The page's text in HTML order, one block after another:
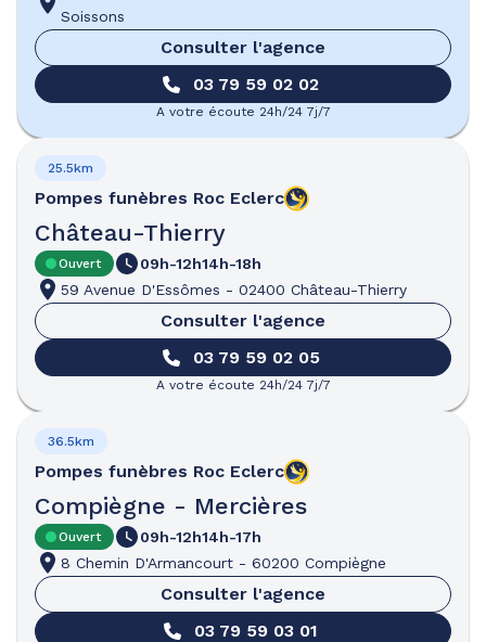
Soissons
Consulter l'agence
03 79 59 02 02
A votre écoute 24h/24 7j/7
Pompes funèbres Roc Eclerc
Château-Thierry
25.5km
Ouvert 09h-12h14h-18h
59 Avenue D'Essômes - 02400 Château-Thierry
Consulter l'agence
03 79 59 02 05
A votre écoute 24h/24 7j/7
Pompes funèbres Roc Eclerc
Compiègne - Mercières
36.5km
Ouvert 09h-12h14h-17h
8 Chemin D'Armancourt - 60200 Compiègne
Consulter l'agence
03 79 59 03 01